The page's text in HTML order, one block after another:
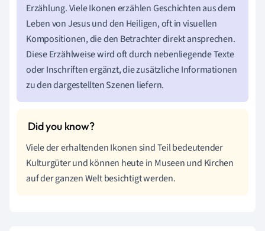
Erzählung. Viele Ikonen erzählen Geschichten aus dem
Leben von Jesus und den Heiligen, oft in visuellen
Kompositionen, die den Betrachter direkt ansprechen.
Diese Erzählweise wird oft durch nebenliegende Texte
oder Inschriften ergänzt, die zusätzliche Informationen
zu den dargestellten Szenen liefern.
Viele der erhaltenden Ikonen sind Teil bedeutender
Kulturgüter und können heute in Museen und Kirchen
auf der ganzen Welt besichtigt werden.